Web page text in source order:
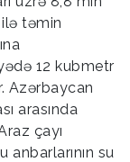
təmin
12 kubmetr
Azərbaycan
arasında
çayı
anbarlarının su